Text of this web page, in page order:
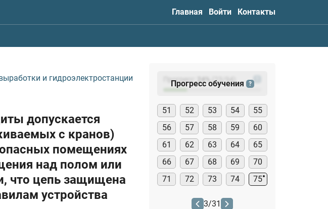
Главная Войти Контакты
и гидроэлектростанции
допускается
с кранов)
помещениях
над полом или
что цепь защищена
устройства
Прогресс: (23
Прогресс обучения ?
51 52 53 54
55
56
57 58 59
60
61
62 63 64
65
66
67 68 69
70
71
72 73 74 75
3/31